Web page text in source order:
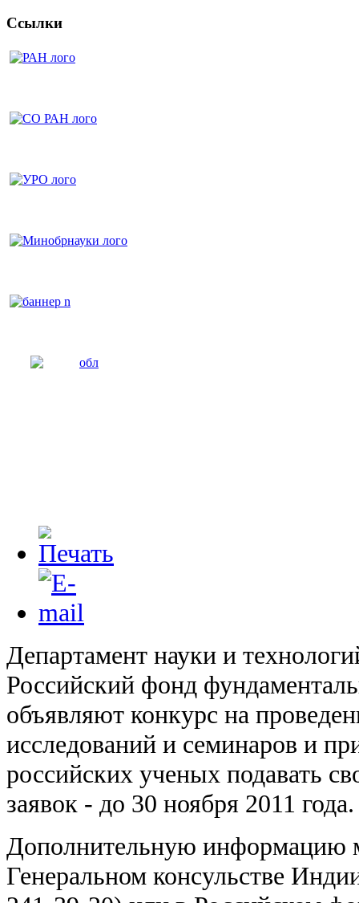
Ссылки
Департамент науки и
Российский фонд
объявляют конкурс на
исследований и семинаров и
российских ученых подавать
заявок - до 30 ноября 2011 года.
Дополнительную информацию
Генеральном консульстве